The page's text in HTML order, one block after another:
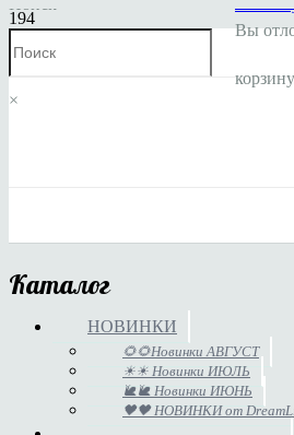
×
Мой
Вы
Каталог
НОВИНКИ
🌻🌻Новинки АВГУСТ
☀☀ Новинки ИЮЛЬ
🐌🐌 Новинки ИЮНЬ
🖤🖤 НОВИНКИ от